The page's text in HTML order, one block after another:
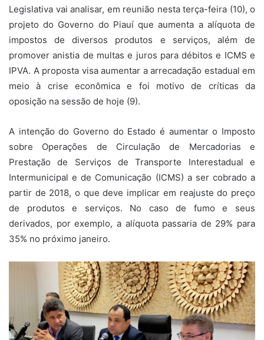
Legislativa vai analisar, em reunião nesta terça-feira (10), o
projeto do Governo do Piauí que aumenta a alíquota de
impostos de diversos produtos e serviços, além de
promover anistia de multas e juros para débitos e ICMS e
IPVA. A proposta visa aumentar a arrecadação estadual em
meio à crise econômica e foi motivo de críticas da
oposição na sessão de hoje (9).
A intenção do Governo do Estado é aumentar o Imposto
sobre Operações de Circulação de Mercadorias e
Prestação de Serviços de Transporte Interestadual e
Intermunicipal e de Comunicação (ICMS) a ser cobrado a
partir de 2018, o que deve implicar em reajuste do preço
de produtos e serviços. No caso de fumo e seus
derivados, por exemplo, a alíquota passaria de 29% para
35% no próximo janeiro.